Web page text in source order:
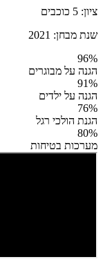
ציון: 5 כוכבים
שנת מבחן: 2021
96%
הגנה על מבוגרים
91%
הגנה על ילדים
76%
הגנת הולכי רגל
80%
מערכות בטיחות